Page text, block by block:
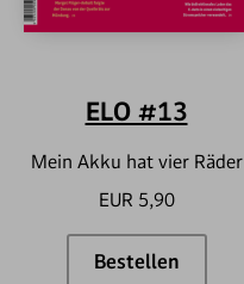
ELO #13
Mein Akku hat vier Räder
EUR 5,90
Bestellen
ELO #13